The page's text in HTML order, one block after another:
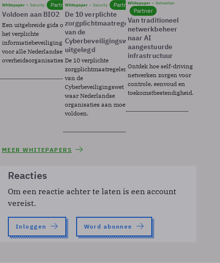
Whitepaper Security Partner
Voldoen aan BIO2
Een uitgebreide gids over BIO2,
het verplichte
informatiebeveiligingsframework
voor alle Nederlandse
overheidsorganisaties.
Whitepaper Security Partner
De 10 verplichte
zorgplichtmaatregelen
van de
Cyberbeveiligingswet
uitgelegd
De 10 verplichte
zorgplichtmaatregelen
van de
Cyberbeveiligingswet
waar Nederlandse
organisaties aan moeten
voldoen.
Whitepaper Netwerken
Partner
Van traditioneel
netwerkbeheer
naar AI
aangestuurde
infrastructuur
Ontdek hoe self-driving
netwerken zorgen voor
controle, eenvoud en
toekomstbestendigheid.
MEER WHITEPAPERS
Reacties
Om een reactie achter te laten is een account
vereist.
Inloggen Word abonnee